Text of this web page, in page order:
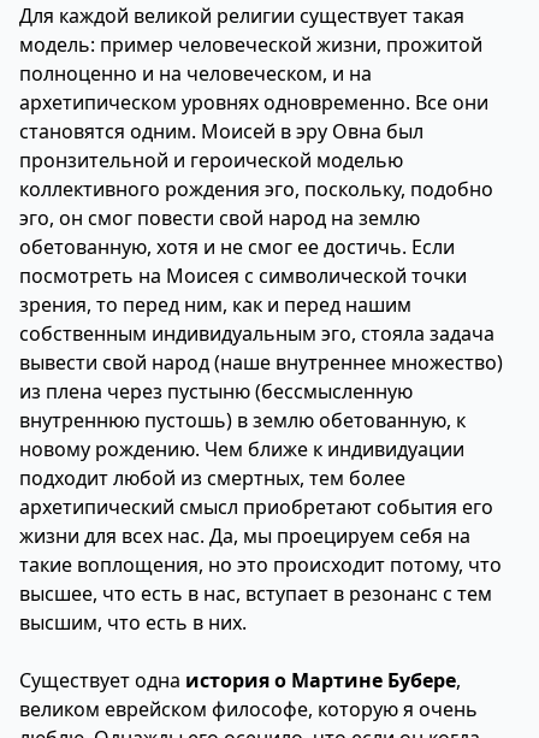
Для каждой великой религии существует такая
модель: пример человеческой жизни, прожитой
полноценно и на человеческом, и на
архетипическом уровнях одновременно. Все они
становятся одним. Моисей в эру Овна был
пронзительной и героической моделью
коллективного рождения эго, поскольку, подобно
эго, он смог повести свой народ на землю
обетованную, хотя и не смог ее достичь. Если
посмотреть на Моисея с символической точки
зрения, то перед ним, как и перед нашим
собственным индивидуальным эго, стояла задача
вывести свой народ (наше внутреннее множество)
из плена через пустыню (бессмысленную
внутреннюю пустошь) в землю обетованную, к
новому рождению. Чем ближе к индивидуации
подходит любой из смертных, тем более
архетипический смысл приобретают события его
жизни для всех нас. Да, мы проецируем себя на
такие воплощения, но это происходит потому, что
высшее, что есть в нас, вступает в резонанс с тем
высшим, что есть в них.
Существует одна история о Мартине Бубере,
великом еврейском философе, которую я очень